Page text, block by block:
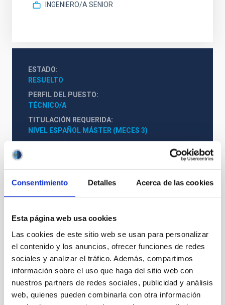
Consentimiento Detalles Acerca de las cookies
Esta página web usa cookies
Las cookies de este sitio web se usan para personalizar
el contenido y los anuncios, ofrecer funciones de redes
sociales y analizar el tráfico. Además, compartimos
información sobre el uso que haga del sitio web con
nuestros partners de redes sociales, publicidad y análisis
web, quienes pueden combinarla con otra información
INGENIERO/A SENIOR
ESTADO
RESUELTO
PERFIL DEL PUESTO
TÉCNICO/A
TITULACIÓN REQUERIDA
NIVEL ESPAÑOL MÁSTER (MECES 3)